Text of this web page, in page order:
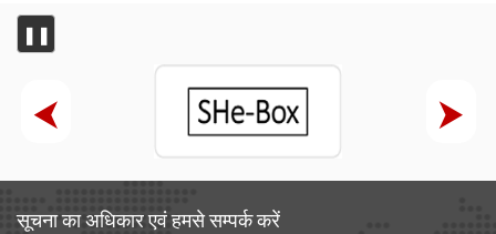
❚❚
सूचना का अधिकार एवं हमसे सम्‍पर्क करें